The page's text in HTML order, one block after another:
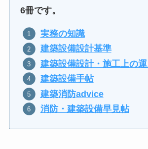
6冊です。
実務の知識
建築設備設計基準
建築設備設計・施工上の
建築設備手帖
建築消防advice
消防・建築設備早見帖